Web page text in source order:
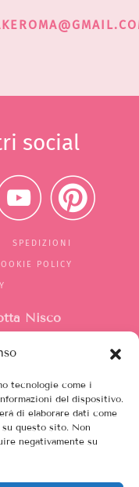
tecnologie come i
del dispositivo.
di elaborare dati come
questo sito. Non
negativamente su
social
SPEDIZIONI
POLICY
Nisco